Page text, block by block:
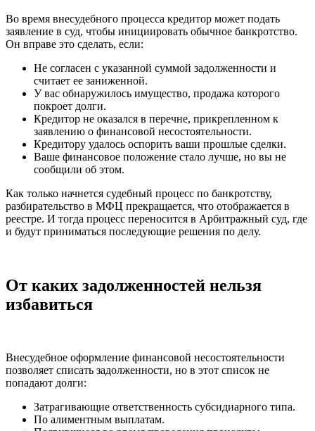
Во время внесудебного процесса кредитор может подать
заявление в суд, чтобы инициировать обычное банкротство.
Он вправе это сделать, если:
Не согласен с указанной суммой задолженности и
считает ее заниженной.
У вас обнаружилось имущество, продажа которого
покроет долги.
Кредитор не оказался в перечне, прикрепленном к
заявлению о финансовой несостоятельности.
Кредитору удалось оспорить ваши прошлые сделки.
Ваше финансовое положение стало лучше, но вы не
сообщили об этом.
Как только начнется судебный процесс по банкротству,
разбирательство в МФЦ прекращается, что отображается в
реестре. И тогда процесс переносится в Арбитражный суд, где
и будут приниматься последующие решения по делу.
От каких задолженностей нельзя
избавиться
Внесудебное оформление финансовой несостоятельности
позволяет списать задолженности, но в этот список не
попадают долги:
Затрагивающие ответственность субсидиарного типа.
По алиментным выплатам.